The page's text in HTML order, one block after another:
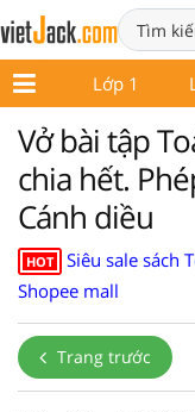
Lớp 1
Vở bài tập
chia hết.
Cánh diều
HOT
Siêu sale sách
Shopee mall
Trang trước